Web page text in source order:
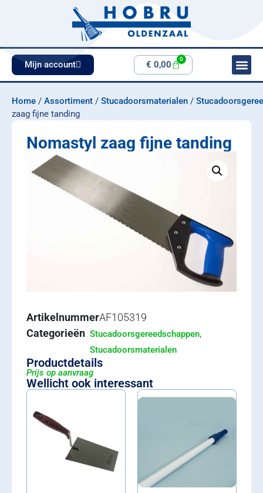
Mijn account € 0,00
0
Home / Assortiment / Stucadoorsmaterialen /
zaag fijne tanding
Nomastyl zaag fijne tanding
ArtikelnummerAF105319
Categorieën Stucadoorsgereedschappen,
Stucadoorsmaterialen
Productdetails
Prijs op aanvraag
Wellicht ook interessant